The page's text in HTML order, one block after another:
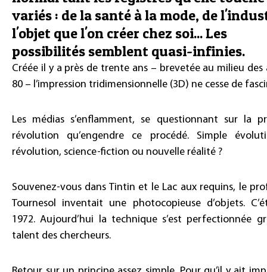
variés : de la santé à la mode, de
l'objet que l'on créer chez soi... Les
possibilités semblent quasi-infinies.
Créée il y a près de trente ans – brevetée au milieu des
80 – l’impression tridimensionnelle (3D) ne cesse de
Les médias s’enflamment, se questionnant sur la
révolution qu’engendre ce procédé. Simple
révolution, science-fiction ou nouvelle réalité ?
Souvenez-vous dans Tintin et le Lac aux requins, le
Tournesol inventait une photocopieuse d’objets.
1972. Aujourd’hui la technique s’est perfectionnée
talent des chercheurs.